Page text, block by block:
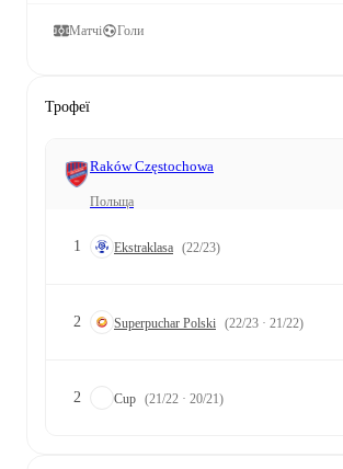
Матчі Голи
Трофеї
Raków Częstochowa
Польща
1 Ekstraklasa (22/23)
2 Superpuchar Polski (22/23 · 21/22)
2 Cup (21/22 · 20/21)